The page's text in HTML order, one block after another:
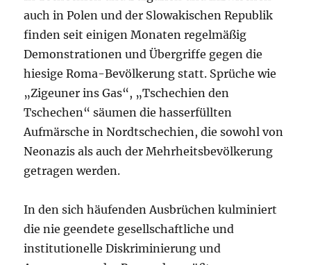
auch in Polen und der Slowakischen Republik
finden seit einigen Monaten regelmäßig
Demonstrationen und Übergriffe gegen die
hiesige Roma-Bevölkerung statt. Sprüche wie
„Zigeuner ins Gas“, „Tschechien den
Tschechen“ säumen die hasserfüllten
Aufmärsche in Nordtschechien, die sowohl von
Neonazis als auch der Mehrheitsbevölkerung
getragen werden.
In den sich häufenden Ausbrüchen kulminiert
die nie geendete gesellschaftliche und
institutionelle Diskriminierung und